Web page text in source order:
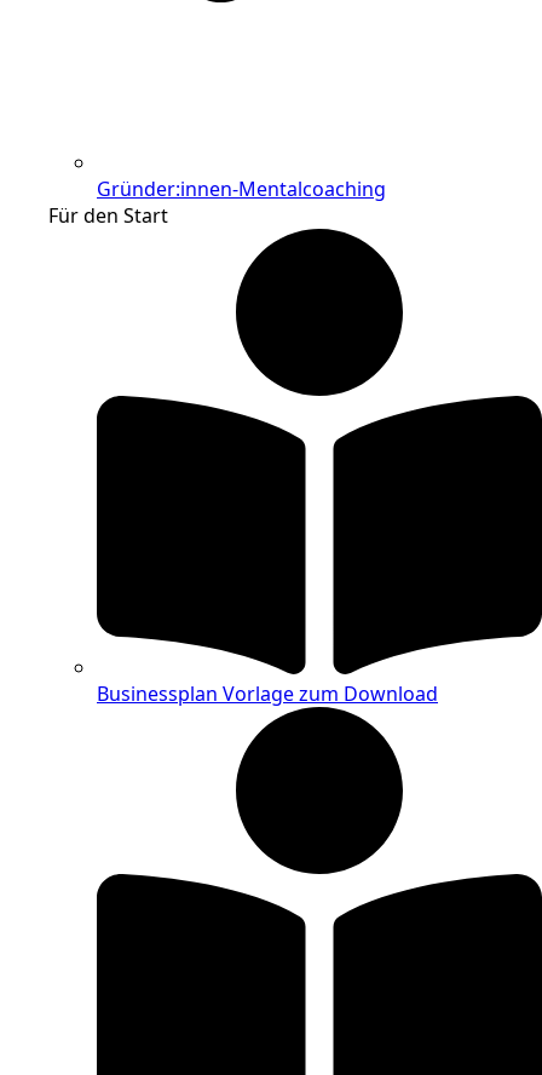
Gründer:innen-Mentalcoaching
Für den Start
Businessplan Vorlage zum Download